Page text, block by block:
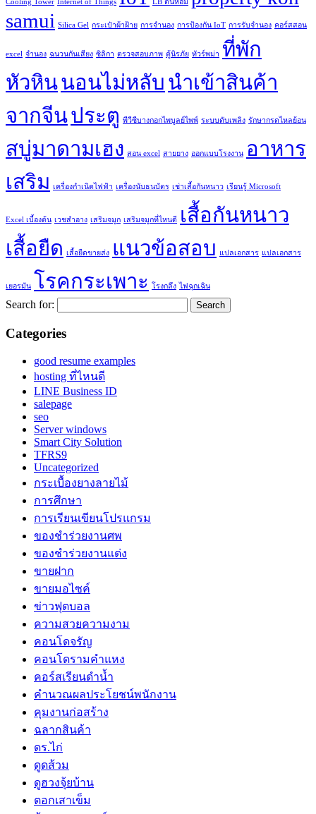
Cooling Tower Internet of Things LB ต้นหอม
samui Silica Gel กระเป๋าผ้าฝ้าย การจำนอง การป้องกัน IoT การรับจำนอง คอร์สสอน
excel จำนอง ฉนวนกันเสียง ซิลิกา ตรวจสอบภาพ ตู้นิรภัย ทัวร์พม่า ที่พัก
หัวหินนอนไม่หลับ นำเข้าสินค้า
จากจีนประตู พีวีซีบางกอกไพบูลย์ไพพ์ ระบบดับเพลิง รักษากรดไหลย้อน
สบู่มาดามเฮง สอน excel สายยาง ออกแบบโรงงาน อาหาร
เสริม เครื่องกำเนิดไฟฟ้า เครื่องนับธนบัตร เช่าเสื้อกันหนาว เรียนรู้ Microsoft
Excel เบื้องต้น เวชสำอาง เสริมจมูก เสริมจมูกที่ไหนดี
เสื้อกันหนาว
เสื้อยืด เสื้อยืดขายส่ง แนวข้อสอบ แปลเอกสาร แปลเอกสาร
เยอรมัน โรคกระเพาะ โรงกลึง ไฟฉุกเฉิน
Search for:
Categories
good resume examples
hosting ที่ไหนดี
LINE Business ID
salepage
seo
Server windows
Smart City Solution
TFRS9
Uncategorized
กระเบื้องยางลายไม้
การศึกษา
การเรียนเขียนโปรแกรม
ของชำร่วยงานศพ
ของชำร่วยงานแต่ง
ขายฝาก
ขายมอไซค์
ข่าวฟุตบอล
ความสวยความงาม
คอนโดจรัญ
คอนโดรามคำแหง
คอร์สเรียนดำน้ำ
คำนวณผลประโยชน์พนักงาน
คุมงานก่อสร้าง
ฉลากสินค้า
ดร.ไก่
ดูดส้วม
ดูฮวงจุ้ยบ้าน
ตอกเสาเข็ม